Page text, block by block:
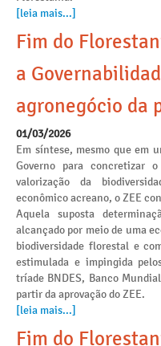
[leia mais...]
Fim do
a
agronegócio
01/03/2026
Em síntese, mesmo que em
Governo para concretizar
valorização da
econômico acreano, o ZEE
Aquela suposta
alcançado por meio de uma
biodiversidade florestal e
estimulada e impingida
tríade BNDES, Banco
partir da aprovação do ZEE.
[leia mais...]
Fim do